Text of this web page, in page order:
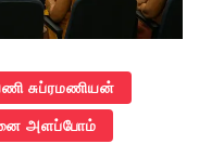
சுப்ரமணியன்
அளப்போம்